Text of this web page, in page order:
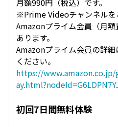
※Prime Videoチャンネルを
Amazonプライム会員（月
あります。
Amazonプライム会員の詳
ください。
https://
初回7日間無料体験